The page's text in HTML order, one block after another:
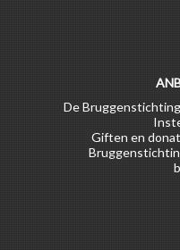
De
Giften en